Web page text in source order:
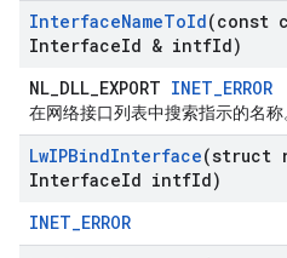
InterfaceNameToId(const
InterfaceId & intfId)
NL_DLL_EXPORT INET_ERROR
在网络接口列表中搜索指示的名称
LwIPBindInterface(struct
InterfaceId intfId)
INET_ERROR